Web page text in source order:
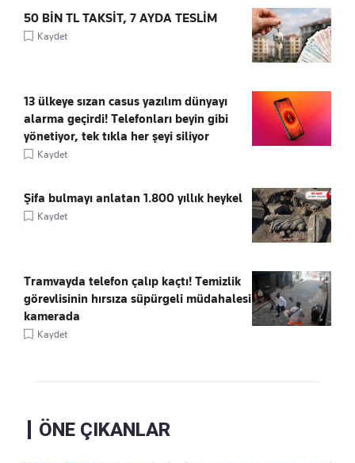
50 BİN TL TAKSİT, 7 AYDA TESLİM
Kaydet
13 ülkeye sızan casus yazılım dünyayı
alarma geçirdi! Telefonları beyin gibi
yönetiyor, tek tıkla her şeyi siliyor
Kaydet
Şifa bulmayı anlatan 1.800 yıllık heykel
Kaydet
Tramvayda telefon çalıp kaçtı! Temizlik
görevlisinin hırsıza süpürgeli müdahalesi
kamerada
Kaydet
ÖNE ÇIKANLAR